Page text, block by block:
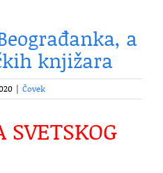
a
knjižara
Čovek